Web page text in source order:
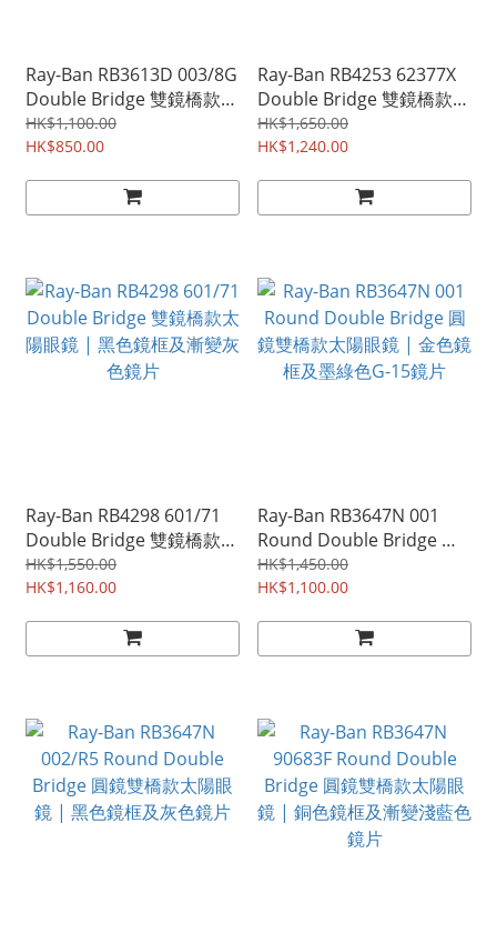
Ray-Ban RB3613D 003/8G
Double Bridge 雙鏡橋款太
陽眼鏡 | 銀色鏡框及深藍色
鏡片
HK$1,100.00
HK$850.00
Ray-Ban RB4253 62377X
Double Bridge 雙鏡橋款太
陽眼鏡 | 啡色鏡框及漸變粉
紫色反光鏡片
HK$1,650.00
HK$1,240.00
Ray-Ban RB4298 601/71
Double Bridge 雙鏡橋款太
陽眼鏡 | 黑色鏡框及漸變灰
色鏡片
HK$1,550.00
HK$1,160.00
Ray-Ban RB3647N 001
Round Double Bridge 圓
鏡雙橋款太陽眼鏡 | 金色鏡
框及墨綠色G-15鏡片
HK$1,450.00
HK$1,100.00